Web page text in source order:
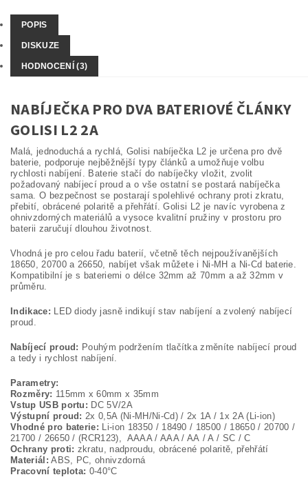
POPIS
DISKUZE
HODNOCENÍ (3)
NABÍJEČKA PRO DVA BATERIOVÉ ČLÁNKY
GOLISI L2 2A
Malá, jednoduchá a rychlá, Golisi nabíječka L2 je určena pro dvě
baterie, podporuje nejběžnější typy článků a umožňuje volbu
rychlosti nabíjení. Baterie stačí do nabíječky vložit, zvolit
požadovaný nabíjecí proud a o vše ostatní se postará nabíječka
sama. O bezpečnost se postarají spolehlivé ochrany proti zkratu,
přebití, obrácené polaritě a přehřátí. Golisi L2 je navíc vyrobena z
ohnivzdorných materiálů a vysoce kvalitní pružiny v prostoru pro
baterii zaručují dlouhou životnost.
Vhodná je pro celou řadu baterií, včetně těch nejpoužívanějších
18650, 20700 a 26650, nabíjet však můžete i Ni-MH a Ni-Cd baterie.
Kompatibilní je s bateriemi o délce 32mm až 70mm a až 32mm v
průměru.
Indikace: LED diody jasně indikují stav nabíjení a zvolený nabíjecí
proud.
Nabíjecí proud: Pouhým podržením tlačítka změníte nabíjecí proud
a tedy i rychlost nabíjení.
Parametry:
Rozměry: 115mm x 60mm x 35mm
Vstup USB portu: DC 5V/2A
Výstupní proud: 2x 0,5A (Ni-MH/Ni-Cd) / 2x 1A / 1x 2A (Li-ion)
Vhodné pro baterie: Li-ion 18350 / 18490 / 18500 / 18650 / 20700 /
21700 / 26650 / (RCR123), AAAA / AAA / AA / A / SC / C
Ochrany proti: zkratu, nadproudu, obrácené polaritě, přehřátí
Materiál: ABS, PC, ohnivzdorná
Pracovní teplota: 0-40°C